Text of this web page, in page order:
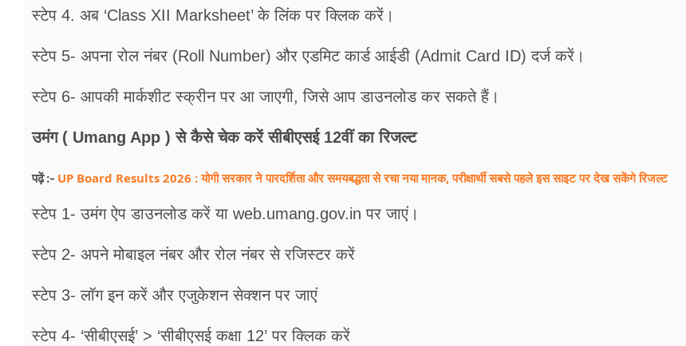
स्टेप 4. अब ‘Class XII Marksheet’ के लिंक पर क्लिक करें।
स्टेप 5- अपना रोल नंबर (Roll Number) और एडमिट कार्ड आईडी (Admit Card ID) दर्ज करें।
स्टेप 6- आपकी मार्कशीट स्क्रीन पर आ जाएगी, जिसे आप डाउनलोड कर सकते हैं।
उमंग ( Umang App ) से कैसे चेक करें सीबीएसई 12वीं का रिजल्ट
पढ़ें :- UP Board Results 2026 : योगी सरकार ने पारदर्शिता और समयबद्धता से रचा नया मानक, परीक्षार्थी सबसे पहले इस साइट पर देख सकेंगे रिजल्ट
स्टेप 1- उमंग ऐप डाउनलोड करें या web.umang.gov.in पर जाएं।
स्टेप 2- अपने मोबाइल नंबर और रोल नंबर से रजिस्टर करें
स्टेप 3- लॉग इन करें और एजुकेशन सेक्शन पर जाएं
स्टेप 4- ‘सीबीएसई’ > ‘सीबीएसई कक्षा 12’ पर क्लिक करें